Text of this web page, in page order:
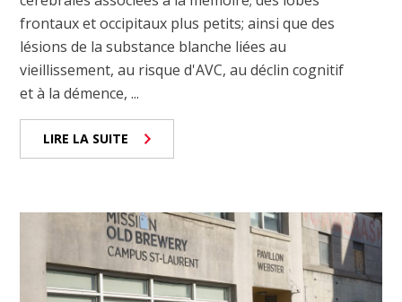
frontaux et occipitaux plus petits; ainsi que des
lésions de la substance blanche liées au
vieillissement, au risque d'AVC, au déclin cognitif
et à la démence, ...
LIRE LA SUITE